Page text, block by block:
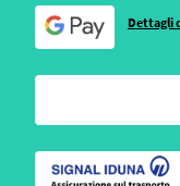
Dettagli